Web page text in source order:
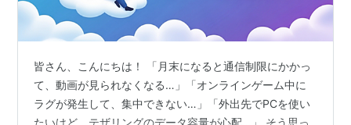
皆さん、こんにちは！ 「月末になると通信制限にかかっ
て、動画が見られなくなる…」「オンラインゲーム中に
ラグが発生して、集中できない…」「外出先でPCを使い
たいけど、テザリングのデータ容量が心配…」 そう思っ